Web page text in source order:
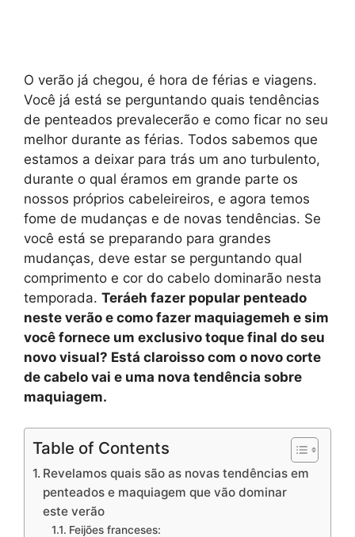
O verão já chegou, é hora de férias e viagens.
Você já está se perguntando quais tendências
de penteados prevalecerão e como ficar no seu
melhor durante as férias. Todos sabemos que
estamos a deixar para trás um ano turbulento,
durante o qual éramos em grande parte os
nossos próprios cabeleireiros, e agora temos
fome de mudanças e de novas tendências. Se
você está se preparando para grandes
mudanças, deve estar se perguntando qual
comprimento e cor do cabelo dominarão nesta
temporada. Teráeh fazer popular penteado
neste verão e como fazer maquiagemeh e sim
você fornece um exclusivo toque final do seu
novo visual? Está claroisso com o novo corte
de cabelo vai e uma nova tendência sobre
maquiagem.
Table of Contents
Revelamos quais são as novas tendências em
penteados e maquiagem que vão dominar
este verão
Feijões franceses: